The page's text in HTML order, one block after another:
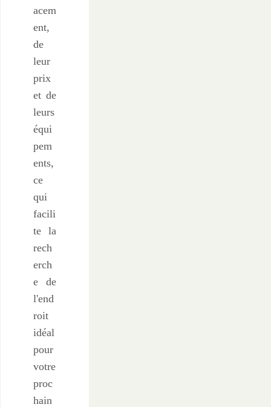
acem
ent,
de
leur
prix
et de
leurs
équi
pem
ents,
ce
qui
facili
te la
rech
erch
e de
l'end
roit
idéal
pour
votre
proc
hain